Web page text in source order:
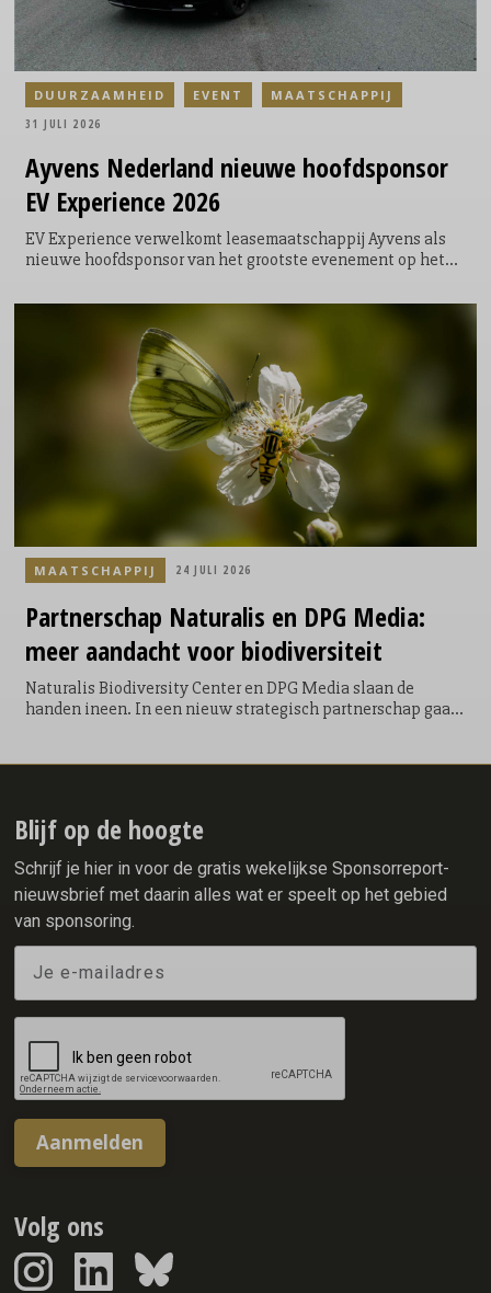
Ayvens Nederland nieuwe hoofdsponsor
EV Experience 2026
EV Experience verwelkomt leasemaatschappij Ayvens als
nieuwe hoofdsponsor van het grootste evenement op het
samenwerking bundelen beide organisaties hun krachten
om zowel zakelijke als particuliere bezoekers te inspireren,
informeren en vooral zelf de voordelen van emissievrije
mobiliteit te laten ervaren.
DUURZAAMHEID EVENT MAATSCHAPPIJ
31 JULI 2026
Partnerschap Naturalis en DPG Media:
meer aandacht voor biodiversiteit
Naturalis Biodiversity Center en DPG Media slaan de
handen ineen. In een nieuw strategisch partnerschap gaan
aandacht te brengen van miljoenen Nederlanders. Door
onze natuur structureel vergroten.
MAATSCHAPPIJ 24 JULI 2026
Blijf op de hoogte
Schrijf je hier in voor de gratis wekelijkse Sponsorreport-
nieuwsbrief met daarin alles wat er speelt op het gebied
van sponsoring.
Aanmelden
Volg ons